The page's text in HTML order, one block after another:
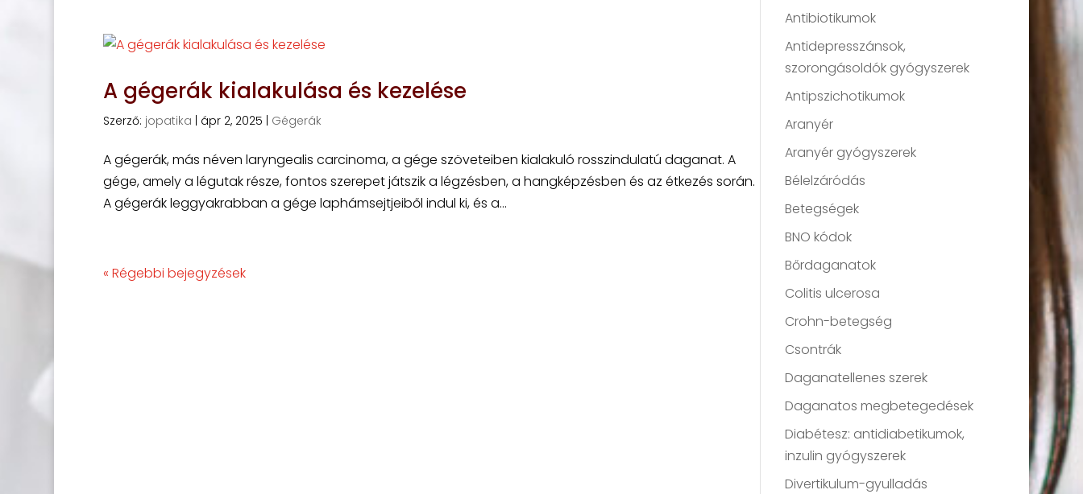
A gégerák kialakulása és kezelése
Szerző: jopatika ápr 2, 2025 Gégerák
A gégerák, más néven laryngealis carcinoma, a gége szöveteiben kialakuló rosszindulatú daganat. A
gége, amely a légutak része, fontos szerepet játszik a légzésben, a hangképzésben és az étkezés során.
A gégerák leggyakrabban a gége laphámsejtjeiből indul ki, és a...
« Régebbi bejegyzések
Antibiotikumok
Antidepresszánsok,
szorongásoldók gyógyszerek
Antipszichotikumok
Aranyér
Aranyér gyógyszerek
Bélelzáródás
Betegségek
BNO kódok
Bőrdaganatok
Colitis ulcerosa
Crohn-betegség
Csontrák
Daganatellenes szerek
Daganatos megbetegedések
Diabétesz: antidiabetikumok,
inzulin gyógyszerek
Divertikulum-gyulladás